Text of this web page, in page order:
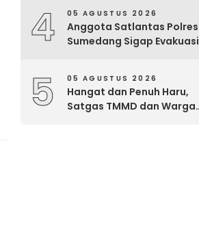
4 05 AGUSTUS 2026
Anggota Satlantas Polres
Sumedang Sigap Evakuasi
5 05 AGUSTUS 2026
Hangat dan Penuh Haru,
Satgas TMMD dan Warga